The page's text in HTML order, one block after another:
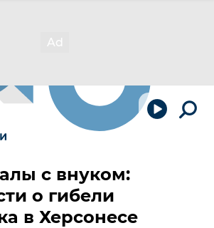
с внуком:
о гибели
в Херсонесе